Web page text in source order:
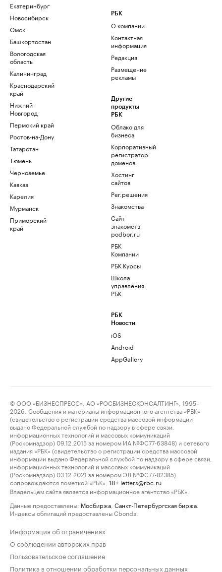
Екатеринбург
Новосибирск
Омск
Башкортостан
Вологодская
область
Калининград
Краснодарский
край
Нижний
Новгород
Пермский край
Ростов-на-Дону
Татарстан
Тюмень
Черноземье
Кавказ
Карелия
Мурманск
Приморский
край
РБК
О компании
Контактная
информация
Редакция
Размещение
рекламы
Другие
продукты
РБК
Облако для
бизнеса
Корпоративный
регистратор
доменов
Хостинг
сайтов
Рег.решения
Знакомства
Сайт
знакомств
podbor.ru
РБК
Компании
РБК Курсы
Школа
управления
РБК
РБК
Новости
iOS
Android
AppGallery
© ООО «БИЗНЕСПРЕСС», АО «РОСБИЗНЕСКОНСАЛТИНГ», 1995–
2026. Сообщения и материалы информационного агентства «РБК»
(свидетельство о регистрации средства массовой информации
выдано Федеральной службой по надзору в сфере связи,
информационных технологий и массовых коммуникаций
(Роскомнадзор) 09.12.2015 за номером ИА №ФС77-63848) и сетевого
издания «РБК» (свидетельство о регистрации средства массовой
информации выдано Федеральной службой по надзору в сфере связи,
информационных технологий и массовых коммуникаций
(Роскомнадзор) 03.12.2021 за номером ЭЛ №ФС77-82385)
сопровождаются пометкой «РБК».
18+ letters@rbc.ru
Владельцем сайта является информационное агентство «РБК».
Данные предоставлены: Мосбиржа Санкт-Петербургская биржа
Индексы облигаций предоставлены Cbonds.
Информация об ограничениях
О соблюдении авторских прав
Пользовательское соглашение
Политика в отношении обработки персональных данных